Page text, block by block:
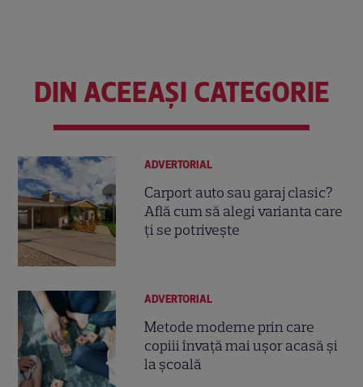
DIN ACEEAȘI CATEGORIE
ADVERTORIAL
Carport auto sau garaj clasic?
Află cum să alegi varianta care
ți se potrivește
ADVERTORIAL
Metode moderne prin care
copiii învață mai ușor acasă și
la școală